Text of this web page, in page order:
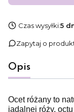
Czas wysyłki:5
Zapytaj o
Opis
Ocet różany to
jadalnej róży,